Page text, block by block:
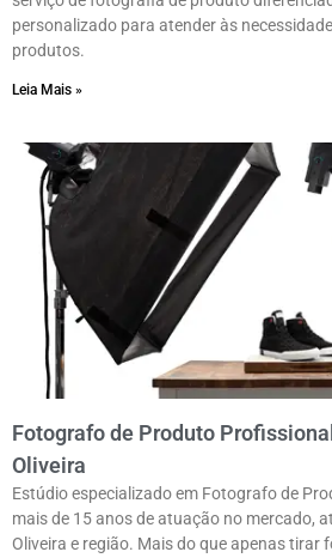
personalizado para atender às
produtos.
Leia Mais »
Fotografo de Produto
Oliveira
Estúdio especializado em Fotografo de
mais de 15 anos de atuação no mercado,
Oliveira e região. Mais do que apenas tirar